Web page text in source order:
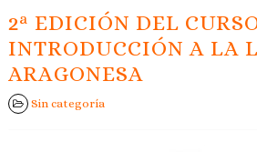
2ª EDICIÓN DEL
INTRODUCCIÓN A LA
ARAGONESA
Sin categoría